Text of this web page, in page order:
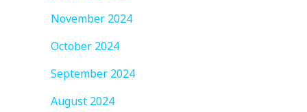
November 2024
October 2024
September 2024
August 2024